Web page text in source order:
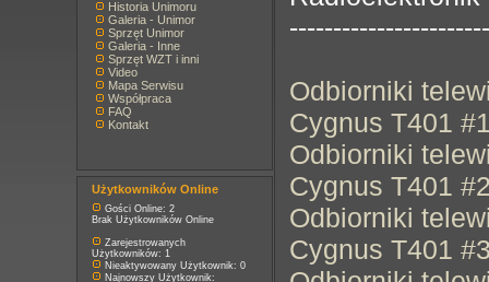
Historia Unimoru
Galeria - Unimor
Sprzęt Unimor
Galeria - Inne
Sprzęt WZT i inni
Video
Mapa Serwisu
Współpraca
FAQ
Kontakt
Użytkowników Online
Gości Online: 2
Brak Użytkowników Online
Zarejestrowanych
Użytkowników: 1
Nieaktywowany Użytkownik: 0
Najnowszy Użytkownik:
Odbiorniki
Cygnus T401
Odbiorniki
Cygnus T401
Odbiorniki
Cygnus T401